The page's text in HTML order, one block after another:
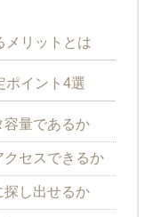
メリットとは
ポイント4選
容量であるか
クセスできるか
探し出せるか